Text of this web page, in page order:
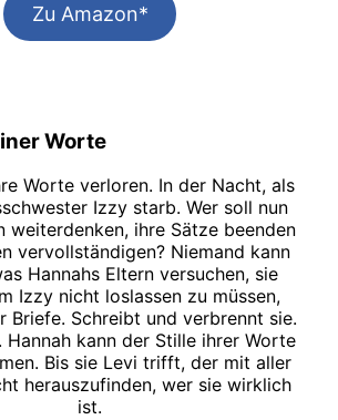
Zu Amazon*
Worte
Worte verloren. In der Nacht, als
Izzy starb. Wer soll nun
weiterdenken, ihre Sätze beenden
vervollständigen? Niemand kann
Hannahs Eltern versuchen, sie
Izzy nicht loslassen zu müssen,
Briefe. Schreibt und verbrennt sie.
Hannah kann der Stille ihrer Worte
Bis sie Levi trifft, der mit aller
herauszufinden, wer sie wirklich
ist.